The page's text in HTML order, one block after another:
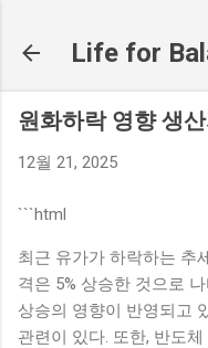
Life for
원화하락 영향 생
12월 21, 2025
```html
최근 유가가 하락하는 추
격은 5% 상승한 것으로
상승의 영향이 반영되고
관련이 있다. 또한, 반도